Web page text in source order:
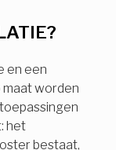
en een
worden
het
bestaat,